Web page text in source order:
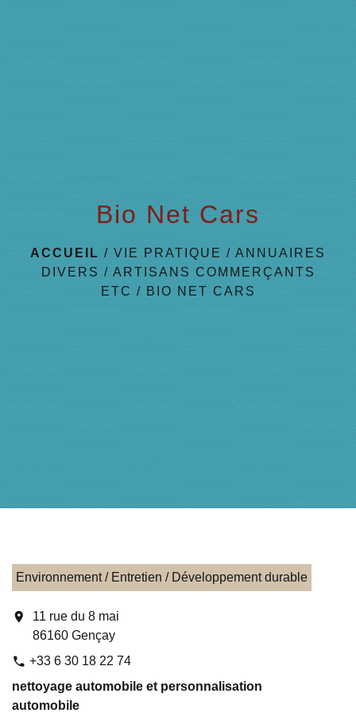
Bio Net Cars
ACCUEIL / VIE PRATIQUE / ANNUAIRES
DIVERS / ARTISANS COMMERÇANTS
ETC / BIO NET CARS
Environnement / Entretien / Développement durable
location_on
11 rue du 8 mai
86160 Gençay
phone +33 6 30 18 22 74
nettoyage automobile et personnalisation
automobile